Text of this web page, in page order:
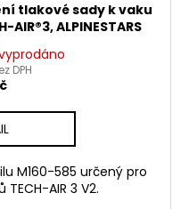
tlakové sady k vaku
ALPINESTARS
DPH
M160-585 určený pro
AIR 3 V2.